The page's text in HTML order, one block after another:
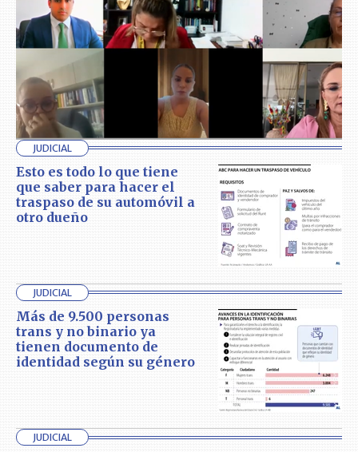
JUDICIAL
Esto es todo lo que tiene
que saber para hacer el
traspaso de su automóvil a
otro dueño
JUDICIAL
Más de 9.500 personas
trans y no binario ya
tienen documento de
identidad según su género
JUDICIAL